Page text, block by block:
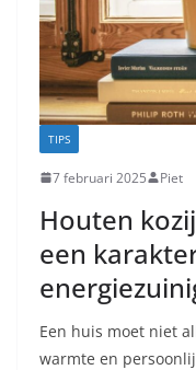
TIPS
7 februari 2025 Piet
Houten
een
Een huis moet niet
warmte en